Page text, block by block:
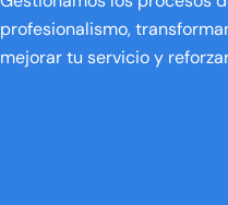
profesionalismo,
mejorar tu servicio y